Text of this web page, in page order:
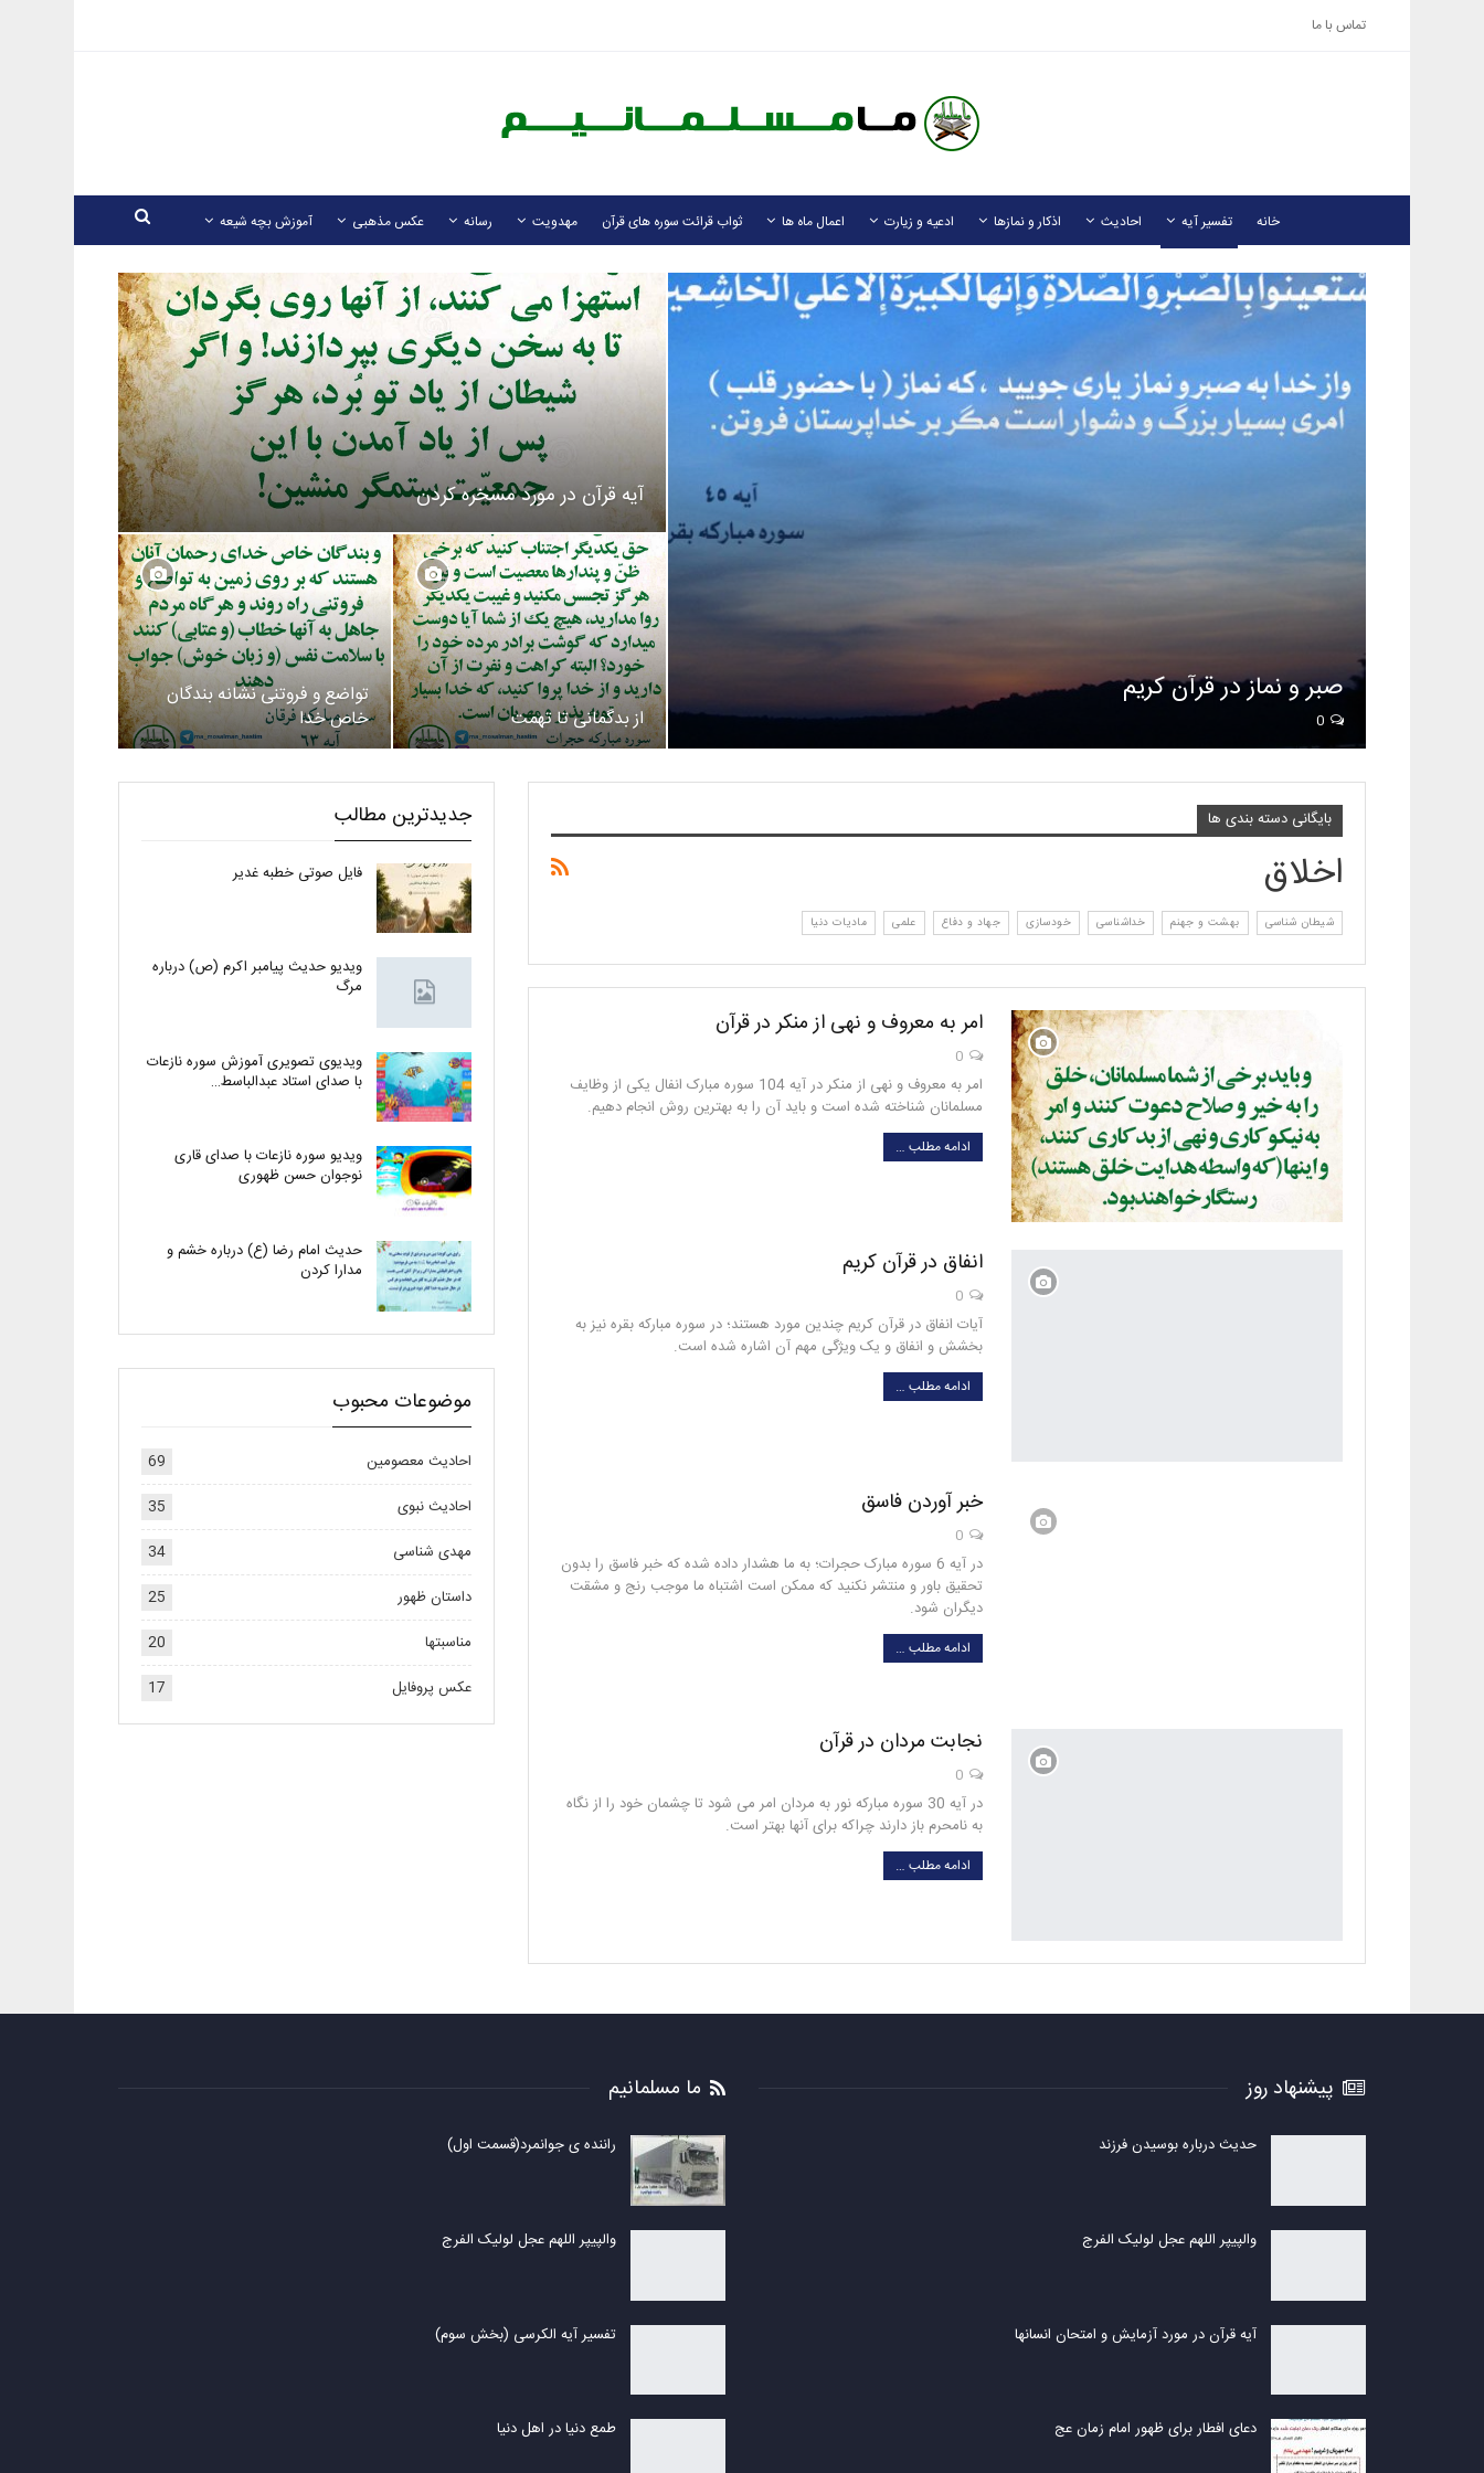
تماس با ما
خانه تفسیر آیه احادیث اذکار و نمازها ادعیه و زیارت اعمال ماه ها ثواب قرائت سوره های قرآن مهدویت رسانه عکس مذهبی آموزش بچه شیعه
صبر و نماز در قرآن کریم
آیه قرآن در مورد مسخره کردن
از بدگمانی تا تهمت
تواضع و فروتنی نشانه بندگان
خاص خدا
بایگانی دسته بندی ها
اخلاق
شیطان شناسی بهشت و جهنم خداشناسی خودسازی جهاد و دفاع علمی مادیات دنیا
امر به معروف و نهی از منکر در قرآن
امر به معروف و نهی از منکر در آیه 104 سوره مبارک انفال یکی از وظایف
مسلمانان شناخته شده است و باید آن را به بهترین روش انجام دهیم.
ادامه مطلب …
انفاق در قرآن کریم
آیات انفاق در قرآن کریم چندین مورد هستند؛ در سوره مبارکه بقره نیز به
بخشش و انفاق و یک ویژگی مهم آن اشاره شده است.
ادامه مطلب …
خبر آوردن فاسق
در آیه 6 سوره مبارک حجرات؛ به ما هشدار داده شده که خبر فاسق را بدون
تحقیق باور و منتشر نکنید که ممکن است اشتباه ما موجب رنج و مشقت
دیگران شود.
ادامه مطلب …
نجابت مردان در قرآن
در آیه 30 سوره مبارکه نور به مردان امر می شود تا چشمان خود را از نگاه
به نامحرم باز دارند چراکه برای آنها بهتر است.
ادامه مطلب …
جدیدترین مطالب
فایل صوتی خطبه غدیر
ویدیو حدیث پیامبر اکرم (ص) درباره
مرگ
ویدیوی تصویری آموزش سوره نازعات
با صدای استاد عبدالباسط…
ویدیو سوره نازعات با صدای قاری
نوجوان حسن ظهوری
حدیث امام رضا (ع) درباره خشم و
مدارا کردن
موضوعات محبوب
احادیث معصومین
69
احادیث نبوی
35
مهدی شناسی
34
داستان ظهور
25
مناسبتها
20
عکس پروفایل
17
پیشنهاد روز
حدیث درباره بوسیدن فرزند
والپیپر اللهم عجل لولیک الفرج
آیه قرآن در مورد آزمایش و امتحان انسانها
دعای افطار برای ظهور امام زمان عج
ما مسلمانیم
راننده ی جوانمرد(قسمت اول)
والپیپر اللهم عجل لولیک الفرج
تفسیر آیه الکرسی (بخش سوم)
طمع دنیا در اهل دنیا